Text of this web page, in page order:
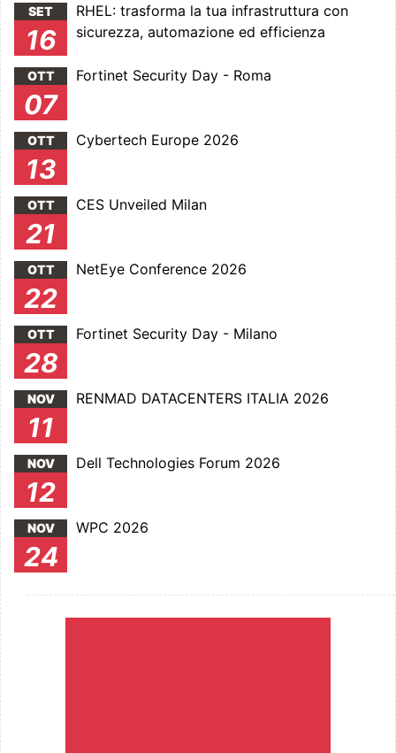
SET
16
RHEL: trasforma la tua infrastruttura con
sicurezza, automazione ed efficienza
OTT
07
Fortinet Security Day - Roma
OTT
13
Cybertech Europe 2026
OTT
21
CES Unveiled Milan
OTT
22
NetEye Conference 2026
OTT
28
Fortinet Security Day - Milano
NOV
11
RENMAD DATACENTERS ITALIA 2026
NOV
12
Dell Technologies Forum 2026
NOV
24
WPC 2026